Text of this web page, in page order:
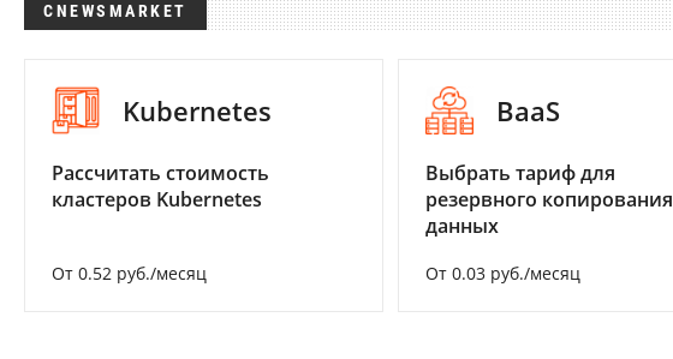
CNEWSMARKET
Kubernetes
Рассчитать стоимость
кластеров Kubernetes
От 0.52 руб./месяц
BaaS
Выбрать тариф для
резервного копирования
данных
От 0.03 руб./месяц